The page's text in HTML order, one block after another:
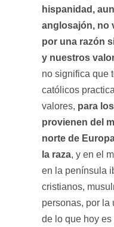
hispanidad,
anglosajón, no
por una razón
y nuestros
no significa que
católicos
valores, para
provienen del
norte de
la raza, y en el
en la península
cristianos,
personas, por la
de lo que hoy es